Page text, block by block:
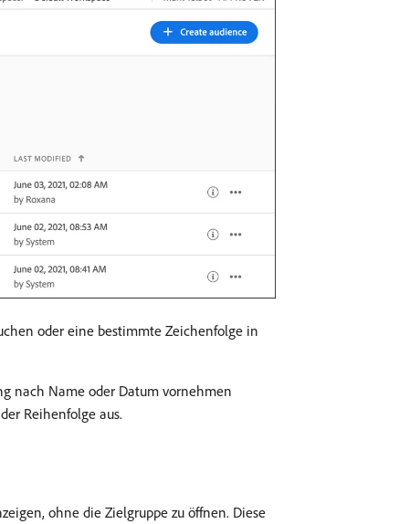
oder eine bestimmte Zeichenfolge in
nach Name oder Datum vornehmen
Reihenfolge aus.
ohne die Zielgruppe zu öffnen. Diese